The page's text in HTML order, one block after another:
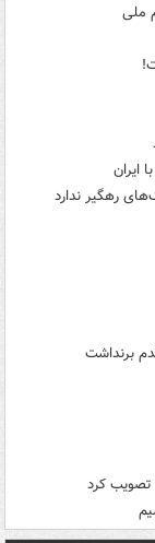
ایران
رهگیر ندارد
برنداشت
تصویب کرد